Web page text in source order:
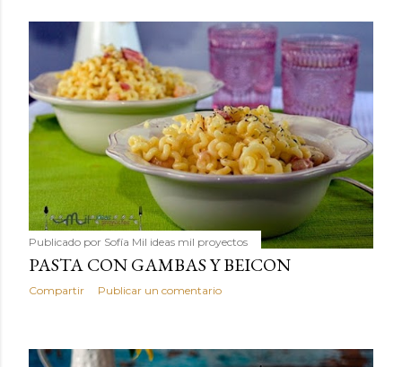
Publicado por Sofía Mil ideas mil proyectos
PASTA CON GAMBAS Y BEICON
Compartir Publicar un comentario